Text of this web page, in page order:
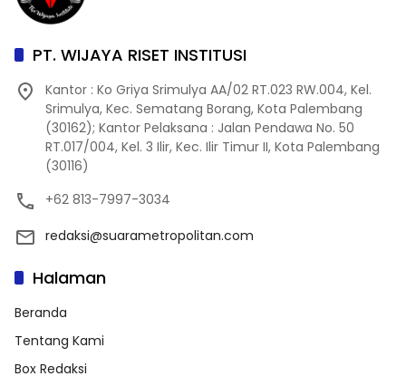
PT. WIJAYA RISET INSTITUSI
Kantor : Ko Griya Srimulya AA/02 RT.023 RW.004, Kel.
Srimulya, Kec. Sematang Borang, Kota Palembang
(30162); Kantor Pelaksana : Jalan Pendawa No. 50
RT.017/004, Kel. 3 Ilir, Kec. Ilir Timur II, Kota Palembang
(30116)
+62 813-7997-3034
redaksi@suarametropolitan.com
Halaman
Beranda
Tentang Kami
Box Redaksi